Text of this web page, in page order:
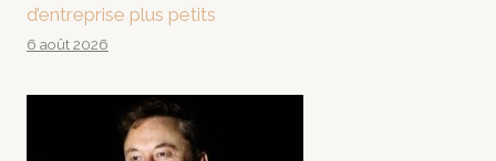
d’entreprise plus petits
6 août 2026